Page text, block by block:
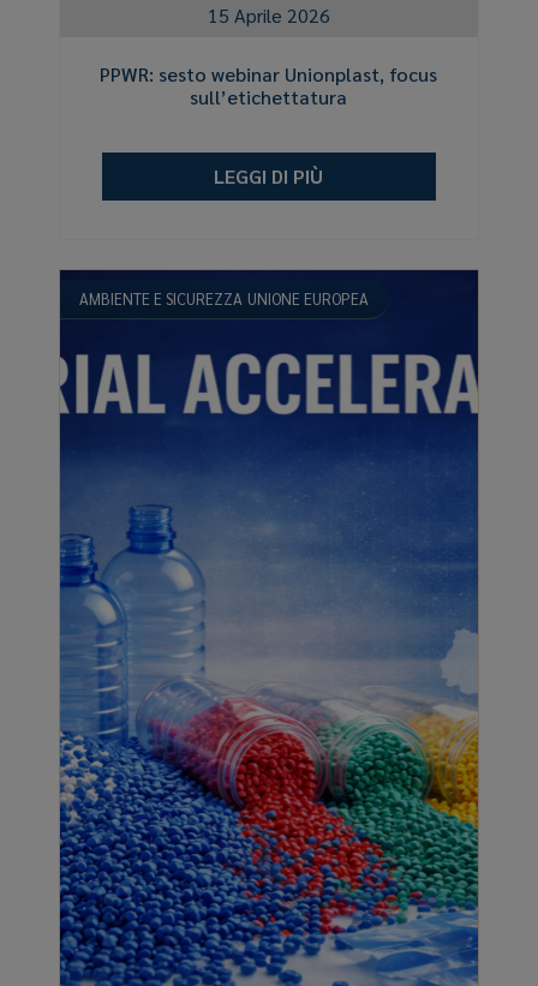
15 Aprile 2026
PPWR: sesto webinar Unionplast, focus
sull’etichettatura
LEGGI DI PIÙ
AMBIENTE E SICUREZZA UNIONE EUROPEA